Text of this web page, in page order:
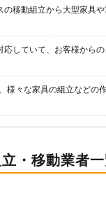
移動組立から大型家具
していて、お客様から
様々な家具の組立などの
・移動業者